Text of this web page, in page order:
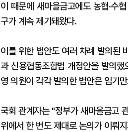
이 때문에 새마을금고에도 농협·수
구가 계속 제기돼왔다.
이를 위한 법안도 여러 차례 발의된
과 신용협동조합법 개정안을 발의
영 의원이 각각 발의한 법안은 임기
국회 관계자는 "정부가 새마을금고
위에서 한 번도 제대로 논의가 이뤄